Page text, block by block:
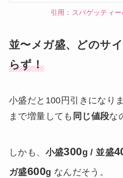
引用：スパゲッティ
並〜メガ盛、どのサ
らず！
小盛だと100円引きになり
まで増量しても 同じ値段な
しかも、 小盛300g / 並盛
ガ盛600g なんだそう。